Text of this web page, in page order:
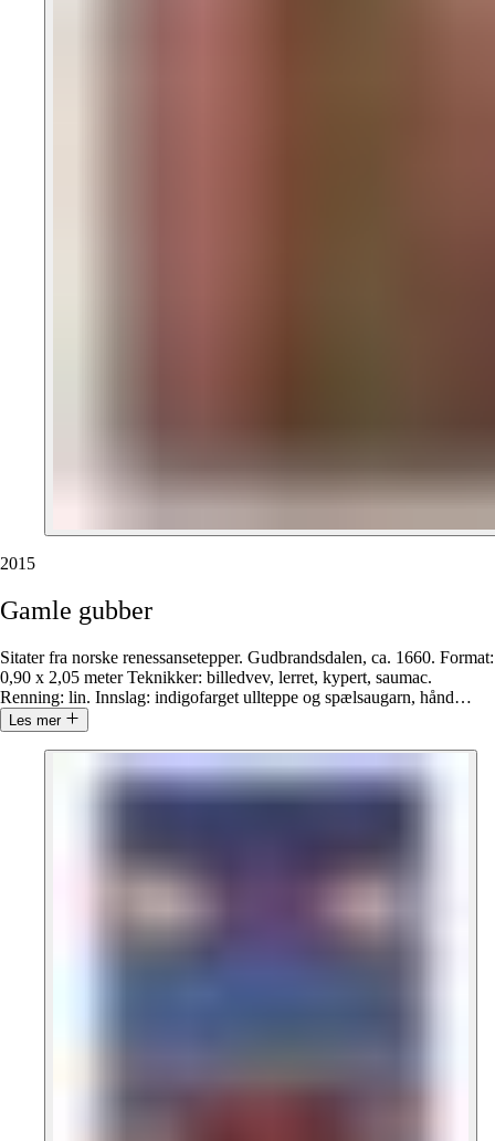
2015
Gamle gubber
Sitater fra norske renessansetepper. Gudbrandsdalen, ca. 1660. Format:
0,90 x 2,05 meter Teknikker: billedvev, lerret, kypert, saumac.
Renning: lin. Innslag: indigofarget ullteppe og spælsaugarn, hånd…
Les mer